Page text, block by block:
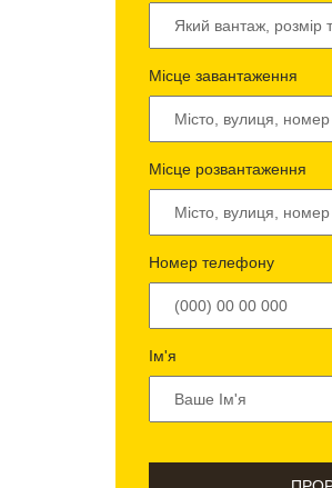
Місце завантаження
Місце розвантаження
Номер телефону
Ім'я